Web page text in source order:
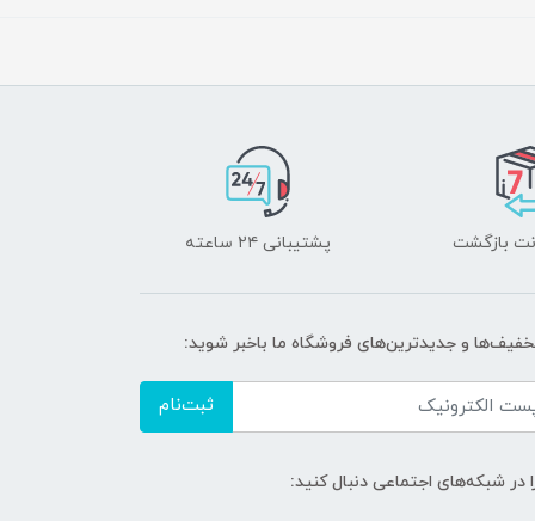
پشتیبانی ۲۴ ساعته
و جدیدترین‌های فروشگاه ما باخبر شوید:
ثبت‌نام
در شبکه‌های اجتماعی دنبال کنید: